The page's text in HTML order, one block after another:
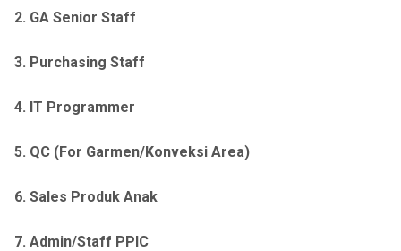
2. GA Senior Staff
3. Purchasing Staff
4. IT Programmer
5. QC (For Garmen/Konveksi Area)
6. Sales Produk Anak
7. Admin/Staff PPIC